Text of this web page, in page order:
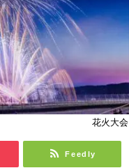
花火大会
Feedly